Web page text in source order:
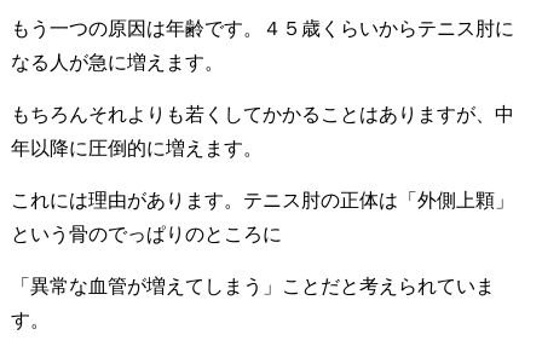
もう一つの原因は年齢です。４５歳くらいからテニス肘に
なる人が急に増えます。
もちろんそれよりも若くしてかかることはありますが、中
年以降に圧倒的に増えます。
これには理由があります。テニス肘の正体は「外側上顆」
という骨のでっぱりのところに
「異常な血管が増えてしまう」ことだと考えられていま
す。